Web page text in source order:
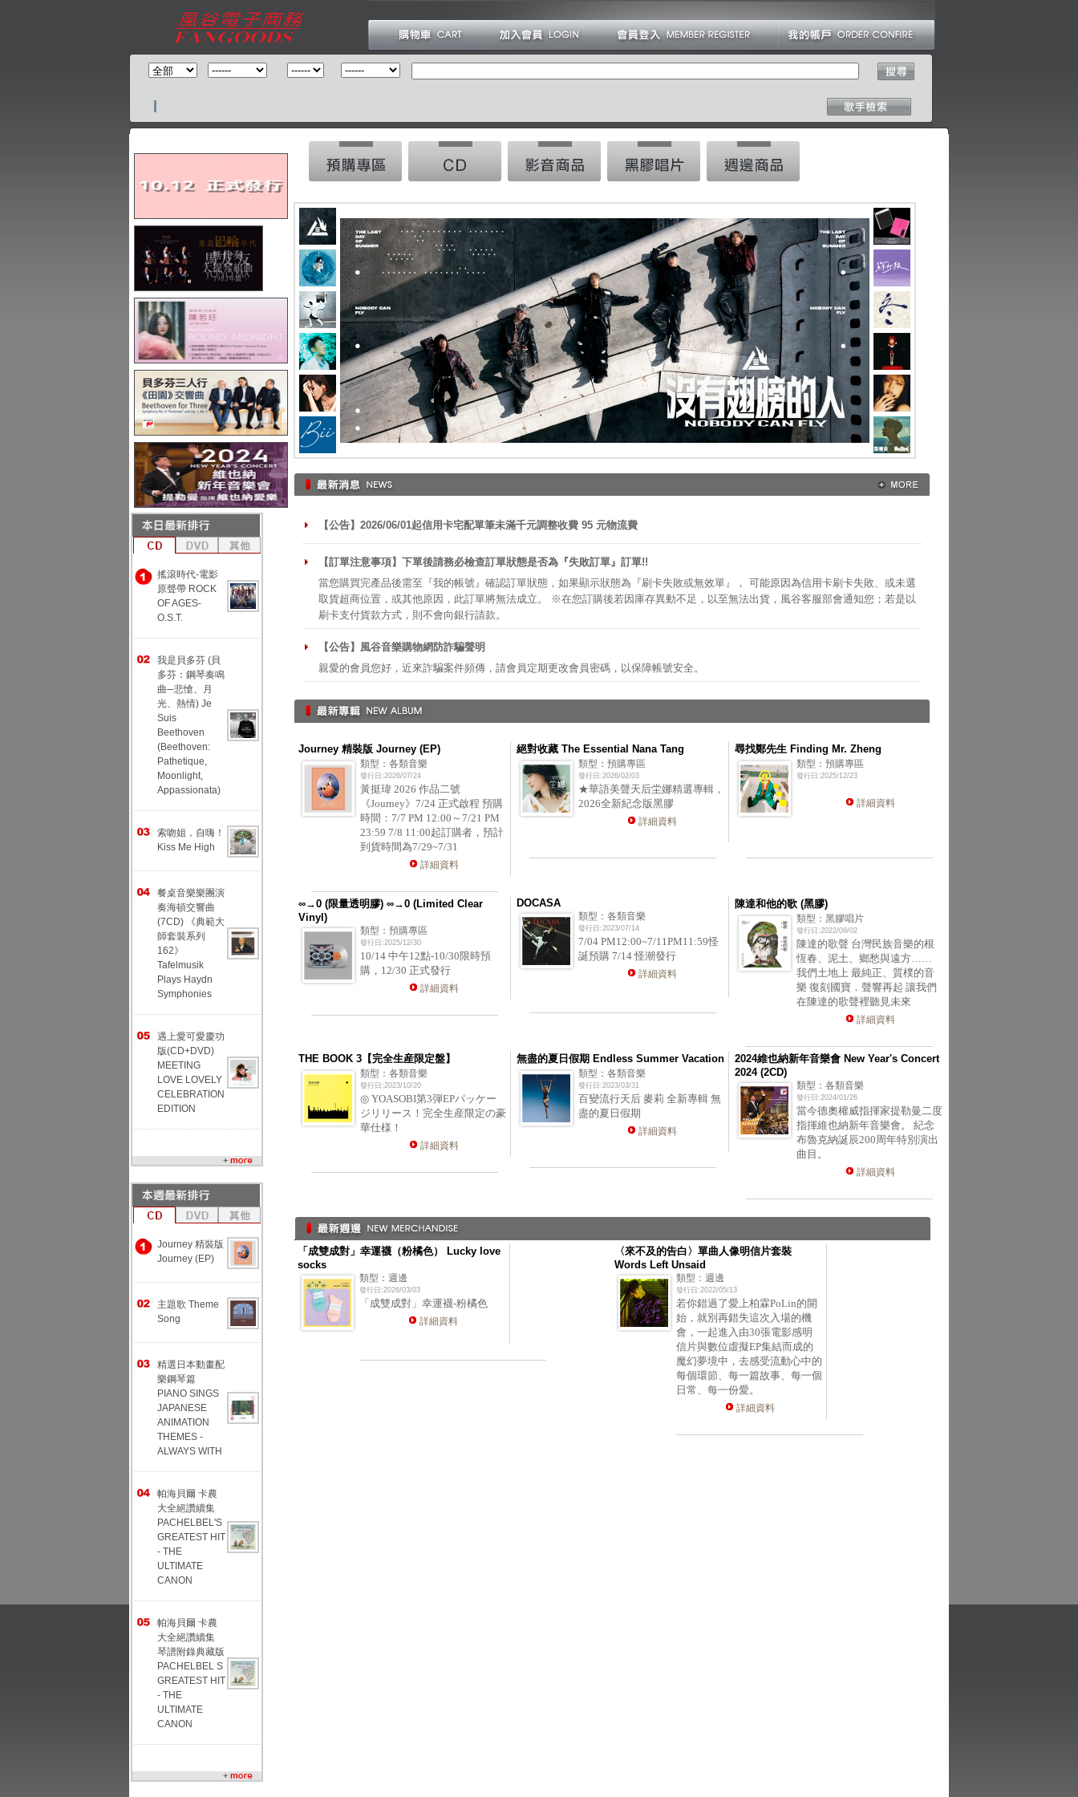
搖滾時代-電影
原聲帶 ROCK
OF AGES-
O.S.T.
我是貝多芬 (貝
多芬：鋼琴奏鳴
曲─悲愴、月
光、熱情) Je
Suis
Beethoven
(Beethoven:
Pathetique,
Moonlight,
Appassionata)
索吻姐，自嗨！
Kiss Me High
餐桌音樂樂團演
奏海頓交響曲
(7CD) 《典範大
師套裝系列
162》
Tafelmusik
Plays Haydn
Symphonies
遇上愛可愛慶功
版(CD+DVD)
MEETING
LOVE LOVELY
CELEBRATION
EDITION
Journey 精裝版
Journey (EP)
主題歌 Theme
Song
精選日本動畫配
樂鋼琴篇
PIANO SINGS
JAPANESE
ANIMATION
THEMES -
ALWAYS WITH
帕海貝爾 卡農
大全絕讚續集
PACHELBEL'S
GREATEST HIT
- THE
ULTIMATE
CANON
帕海貝爾 卡農
大全絕讚續集
琴譜附錄典藏版
PACHELBEL S
GREATEST HIT
- THE
ULTIMATE
CANON
【公告】2026/06/01起信用卡宅配單筆未滿千元調整收費 95 元物流費
【訂單注意事項】下單後請務必檢查訂單狀態是否為『失敗訂單』訂單!!
當您購買完產品後需至『我的帳號』確認訂單狀態，如果顯示狀態為『刷卡失敗或無效單』， 可能原因為信用卡刷卡失敗、或未選
取貨超商位置，或其他原因，此訂單將無法成立。 ※在您訂購後若因庫存異動不足，以至無法出貨，風谷客服部會通知您；若是以
刷卡支付貨款方式，則不會向銀行請款。
【公告】風谷音樂購物網防詐騙聲明
親愛的會員您好，近來詐騙案件頻傳，請會員定期更改會員密碼，以保障帳號安全。
Journey 精裝版 Journey (EP)
類型：各類音樂
發行日:2026/07/24
黃挺瑋 2026 作品二號
《Journey》7/24 正式啟程 預購
時間：7/7 PM 12:00～7/21 PM
23:59 7/8 11:00起訂購者，預計
到貨時間為7/29~7/31
詳細資料
絕對收藏 The Essential Nana Tang
類型：預購專區
發行日:2026/02/03
★華語美聲天后坣娜精選專輯，
2026全新紀念版黑膠
詳細資料
尋找鄭先生 Finding Mr. Zheng
類型：預購專區
發行日:2025/12/23
詳細資料
∞→0 (限量透明膠) ∞→0 (Limited Clear
Vinyl)
類型：預購專區
發行日:2025/12/30
10/14 中午12點-10/30限時預
購，12/30 正式發行
詳細資料
DOCASA
類型：各類音樂
發行日:2023/07/14
7/04 PM12:00~7/11PM11:59怪
誕預購 7/14 怪潮發行
詳細資料
陳達和他的歌 (黑膠)
類型：黑膠唱片
發行日:2022/09/02
陳達的歌聲 台灣民族音樂的根
恆春、泥土、鄉愁與遠方……
我們土地上 最純正、質樸的音
樂 復刻國寶．聲響再起 讓我們
在陳達的歌聲裡聽見未來
詳細資料
THE BOOK 3【完全生産限定盤】
類型：各類音樂
發行日:2023/10/20
◎ YOASOBI第3弾EPパッケー
ジリリース！完全生産限定の豪
華仕様！
詳細資料
無盡的夏日假期 Endless Summer Vacation
類型：各類音樂
發行日:2023/03/31
百變流行天后 麥莉 全新專輯 無
盡的夏日假期
詳細資料
2024維也納新年音樂會 New Year's Concert
2024 (2CD)
類型：各類音樂
發行日:2024/01/26
當今德奧權威指揮家提勒曼二度
指揮維也納新年音樂會。 紀念
布魯克納誕辰200周年特別演出
曲目。
詳細資料
「成雙成對」幸運襪（粉橘色） Lucky love
socks
類型：週邊
發行日:2026/03/03
「成雙成對」幸運襪-粉橘色
詳細資料
〈來不及的告白〉單曲人像明信片套裝
Words Left Unsaid
類型：週邊
發行日:2022/05/13
若你錯過了愛上柏霖PoLin的開
始，就別再錯失這次入場的機
會，一起進入由30張電影感明
信片與數位虛擬EP集結而成的
魔幻夢境中，去感受流動心中的
每個環節、每一篇故事、每一個
日常、每一份愛。
詳細資料